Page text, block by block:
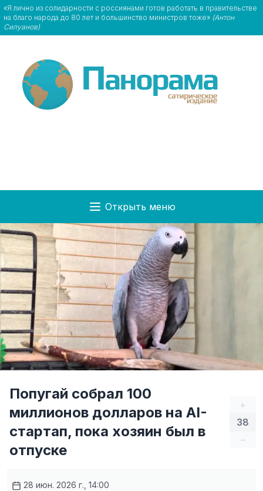
«Я лично из солидарности с россиянами готов работать в правительстве
на благо народа до 80 лет и большинство министров тоже» (Антон
Силуанов)
Открыть меню
+
38
–
Попугай собрал 100
миллионов долларов на AI-
стартап, пока хозяин был в
отпуске
28 июн. 2026 г., 14:00